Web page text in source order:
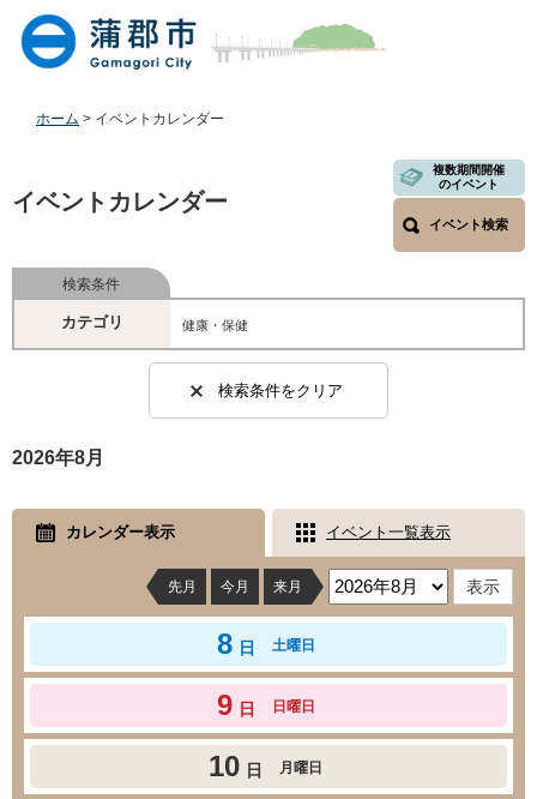
文
ホーム > イベントカレンダー
文
イベントカレンダー
複数期間開催
のイベント
イベント検索
検索条件
カテゴリ 健康・保健
検索条件をクリア
2026年8月
カレンダー表示 イベント一覧表示
先月 今月 来月
8 日 土曜日
9 日 日曜日
10 日 月曜日